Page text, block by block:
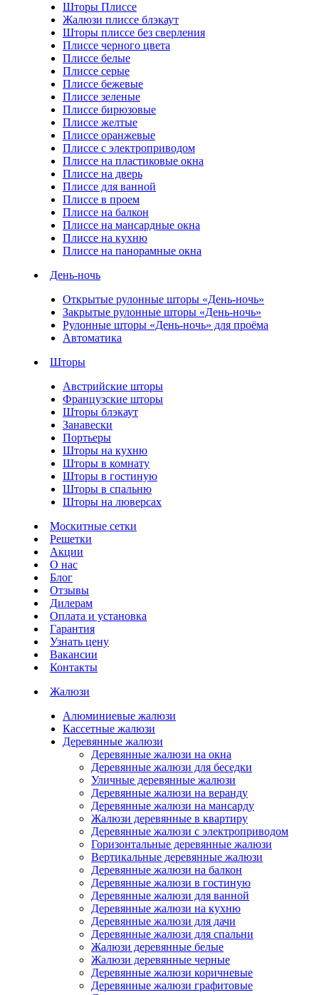
Шторы Плиссе
Жалюзи плиссе блэкаут
Шторы плиссе без сверления
Плиссе черного цвета
Плиссе белые
Плиссе серые
Плиссе бежевые
Плиссе зеленые
Плиссе бирюзовые
Плиссе желтые
Плиссе оранжевые
Плиссе с электроприводом
Плиссе на пластиковые окна
Плиссе на дверь
Плиссе для ванной
Плиссе в проем
Плиссе на балкон
Плиссе на мансардные окна
Плиссе на кухню
Плиссе на панорамные окна
День-ночь
Открытые рулонные шторы «День-ночь»
Закрытые рулонные шторы «День-ночь»
Рулонные шторы «День-ночь» для проёма
Автоматика
Шторы
Австрийские шторы
Французские шторы
Шторы блэкаут
Занавески
Портьеры
Шторы на кухню
Шторы в комнату
Шторы в гостиную
Шторы в спальню
Шторы на люверсах
Москитные сетки
Решетки
Акции
О нас
Блог
Отзывы
Дилерам
Оплата и установка
Гарантия
Узнать цену
Вакансии
Контакты
Жалюзи
Алюминиевые жалюзи
Кассетные жалюзи
Деревянные жалюзи
Деревянные жалюзи на окна
Деревянные жалюзи для беседки
Уличные деревянные жалюзи
Деревянные жалюзи на веранду
Деревянные жалюзи на мансарду
Жалюзи деревянные в квартиру
Деревянные жалюзи с электроприводом
Горизонтальные деревянные жалюзи
Вертикальные деревянные жалюзи
Деревянные жалюзи на балкон
Деревянные жалюзи в гостиную
Деревянные жалюзи для ванной
Деревянные жалюзи на кухню
Деревянные жалюзи для дачи
Деревянные жалюзи для спальни
Жалюзи деревянные белые
Жалюзи деревянные черные
Деревянные жалюзи коричневые
Деревянные жалюзи графитовые